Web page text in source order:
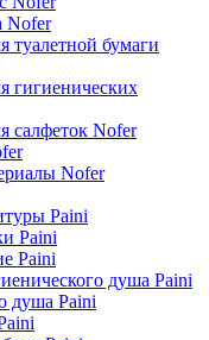
Nofer
туалетной бумаги
гигиенических
салфеток Nofer
Nofer
Paini
Paini
Paini
душа Paini
душа Paini